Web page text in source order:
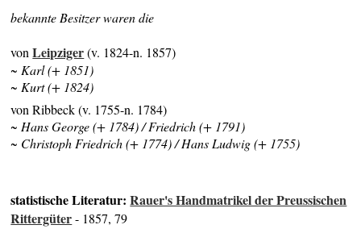
bekannte Besitzer waren die
vonLeipziger(v. 1824-n. 1857)
~ Karl (+ 1851)
~ Kurt (+ 1824)
von Ribbeck (v. 1755-n. 1784)
~ Hans George (+ 1784) / Friedrich (+ 1791)
~ Christoph Friedrich (+ 1774) / Hans Ludwig (+ 1755)
statistische Literatur:Rauer's Handmatrikel der Preussischen
Rittergüter- 1857, 79